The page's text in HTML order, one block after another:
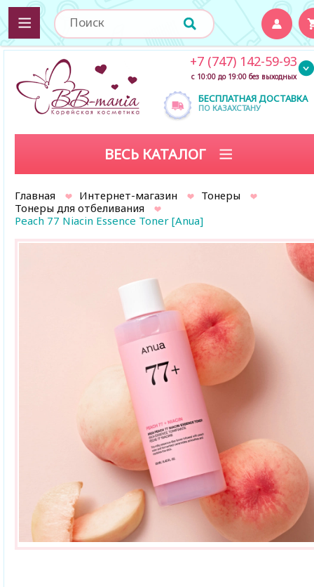
БЕСПЛАТНАЯ ДОСТАВКА
ПО КАЗАХСТАНУ
+7 (747) 142-59-93
с 10:00 до 19:00 без выходных
ВЕСЬ КАТАЛОГ
Главная Интернет-магазин
Тонеры
Тонеры для отбеливания
Peach 77 Niacin Essence Toner [Anua]